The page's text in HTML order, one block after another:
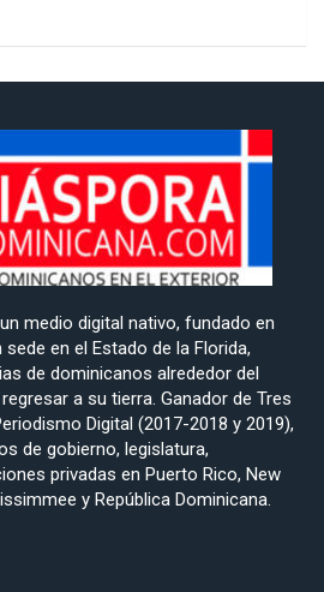
medio digital nativo, fundado en
en el Estado de la Florida,
de dominicanos alrededor del
a su tierra. Ganador de Tres
Digital (2017-2018 y 2019),
de gobierno, legislatura,
privadas en Puerto Rico, New
y República Dominicana.